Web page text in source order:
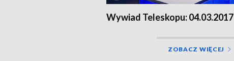
Wywiad Teleskopu: 04.03.2017
ZOBACZ WIĘCEJ